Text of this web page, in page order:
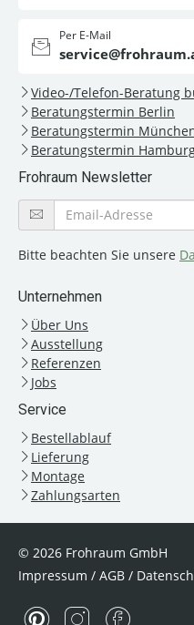
Per E-Mail
Video-/Telefon-Beratung
Beratungstermin Berlin
Beratungstermin
Beratungstermin
Frohraum Newsletter
Bitte beachten Sie unsere
Unternehmen
Über Uns
Ausstellung
Referenzen
Jobs
Service
Bestellablauf
Lieferung
Montage
Zahlungsarten
© 2026 Frohraum GmbH
Impressum / AGB /